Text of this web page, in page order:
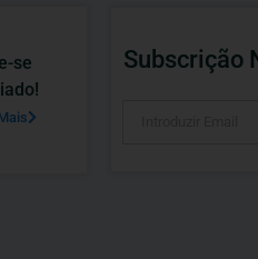
se
Subscrição